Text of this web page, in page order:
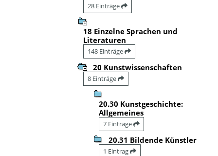
28 Einträge
18 Einzelne Sprachen und
Literaturen
148 Einträge
20 Kunstwissenschaften
8 Einträge
20.30 Kunstgeschichte:
Allgemeines
7 Einträge
20.31 Bildende Künstler
1 Eintrag